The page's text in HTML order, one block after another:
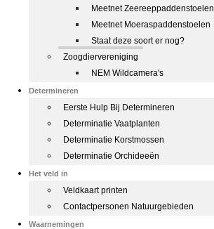
Meetnet Zeereeppaddenstoelen
Meetnet Moeraspaddenstoelen
Staat deze soort er nog?
Zoogdiervereniging
NEM Wildcamera's
Determineren
Eerste Hulp Bij Determineren
Determinatie Vaatplanten
Determinatie Korstmossen
Determinatie Orchideeën
Het veld in
Veldkaart printen
Contactpersonen Natuurgebieden
Waarnemingen